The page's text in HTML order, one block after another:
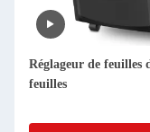
Réglageur de feuilles
feuilles